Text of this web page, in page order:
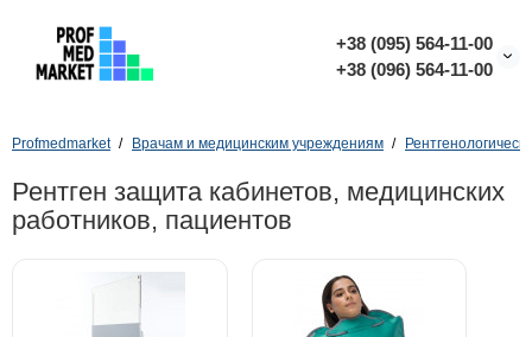
+38 (095) 564-11-00
+38 (096) 564-11-00
Profmedmarket Врачам и медицинским учреждениям
Рентген защита кабинетов, медицинских
работников, пациентов